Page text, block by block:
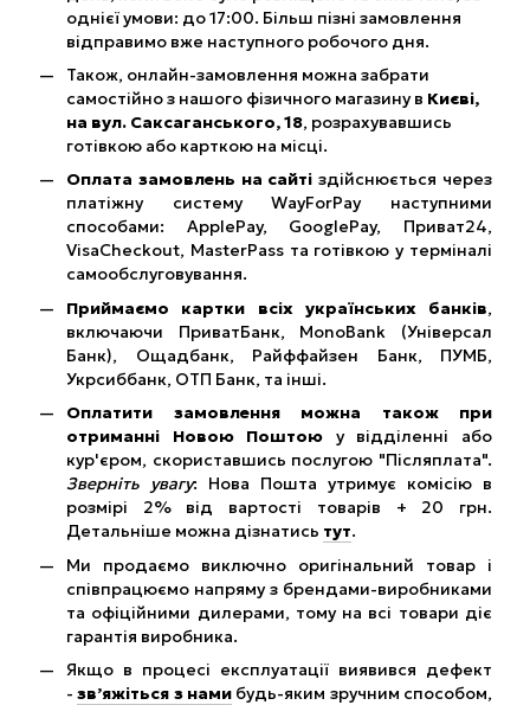
однієї умови: до 17:00. Більш пізні замовлення
відправимо вже наступного робочого дня.
Також, онлайн-замовлення можна забрати
самостійно з нашого фізичного магазину в Києві,
на вул. Саксаганського, 18, розрахувавшись
готівкою або карткою на місці.
Оплата замовлень на сайтіздійснюється через
платіжну систему WayForPay наступними
способами: ApplePay, GooglePay, Приват24,
VisaCheckout, MasterPass та готівкою у терміналі
самообслуговування.
Приймаємо картки всіх українських банків,
включаючи ПриватБанк, MonoBank (Універсал
Банк), Ощадбанк, Райффайзен Банк, ПУМБ,
Укрсиббанк, ОТП Банк, та інші.
Оплатити замовлення можна також при
отриманні Новою Поштою у відділенні або
кур'єром, скориставшись послугою "Післяплата".
Зверніть увагу: Нова Пошта утримує комісію в
розмірі 2% від вартості товарів + 20 грн.
Детальніше можна дізнатись тут.
Ми продаємо виключно оригінальний товар і
співпрацюємо напряму з брендами-виробниками
та офіційними дилерами, тому на всі товари діє
гарантія виробника.
Якщо в процесі експлуатації виявився дефект
-зв’яжіться з нами будь-яким зручним способом,